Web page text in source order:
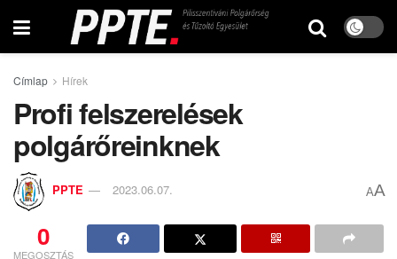
Címlap Hírek
Profi felszerelések
polgárőreinknek
PPTE 2023.06.07. AA
0
MEGOSZTÁS